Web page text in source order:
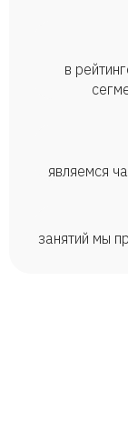
в
являемся
занятий мы